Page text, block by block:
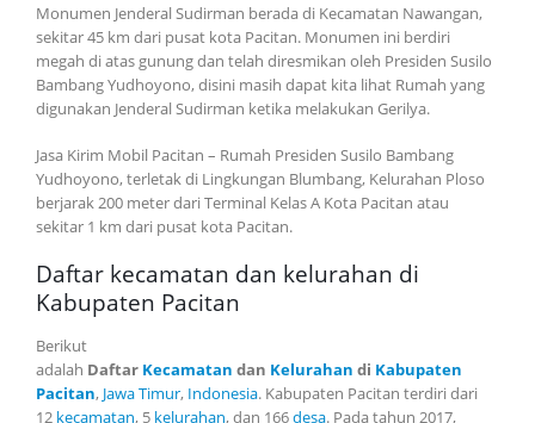
Monumen Jenderal Sudirman berada di Kecamatan Nawangan,
sekitar 45 km dari pusat kota Pacitan. Monumen ini berdiri
megah di atas gunung dan telah diresmikan oleh Presiden Susilo
Bambang Yudhoyono, disini masih dapat kita lihat Rumah yang
digunakan Jenderal Sudirman ketika melakukan Gerilya.
Jasa Kirim Mobil Pacitan – Rumah Presiden Susilo Bambang
Yudhoyono, terletak di Lingkungan Blumbang, Kelurahan Ploso
berjarak 200 meter dari Terminal Kelas A Kota Pacitan atau
sekitar 1 km dari pusat kota Pacitan.
Daftar kecamatan dan kelurahan di
Kabupaten Pacitan
Berikut
adalah Daftar Kecamatan dan Kelurahan di Kabupaten
Pacitan, Jawa Timur, Indonesia. Kabupaten Pacitan terdiri dari
12 kecamatan, 5 kelurahan, dan 166desa. Pada tahun 2017,